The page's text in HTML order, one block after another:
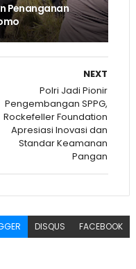
Penanganan
NEXT
Polri Jadi Pionir
Pengembangan SPPG,
Rockefeller Foundation
Apresiasi Inovasi dan
Standar Keamanan
Pangan
DISQUS FACEBOOK